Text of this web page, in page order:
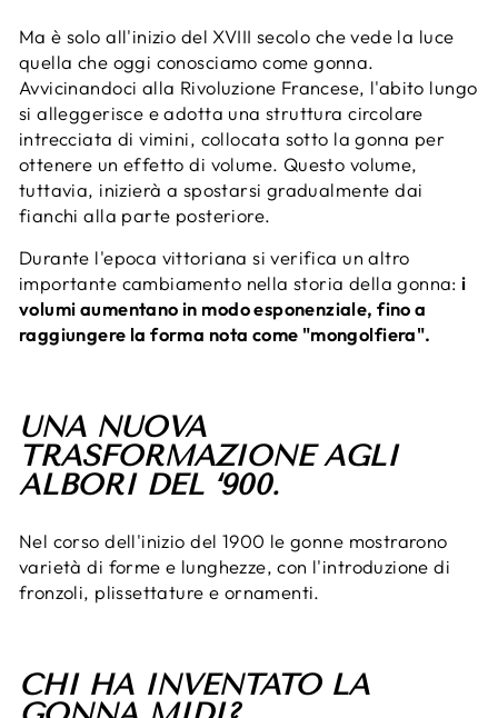
Ma è solo all'inizio del XVIII secolo che vede la luce
quella che oggi conosciamo come gonna.
Avvicinandoci alla Rivoluzione Francese, l'abito lungo
si alleggerisce e adotta una struttura circolare
intrecciata di vimini, collocata sotto la gonna per
ottenere un effetto di volume. Questo volume,
tuttavia, inizierà a spostarsi gradualmente dai
fianchi alla parte posteriore.
Durante l'epoca vittoriana si verifica un altro
importante cambiamento nella storia della gonna:i
volumi aumentano in modo esponenziale, fino a
raggiungere la forma nota come "mongolfiera".
UNA NUOVA
TRASFORMAZIONE AGLI
ALBORI DEL ‘900.
Nel corso dell'inizio del 1900 le gonne mostrarono
varietà di forme e lunghezze, con l'introduzione di
fronzoli, plissettature e ornamenti.
CHI HA INVENTATO LA